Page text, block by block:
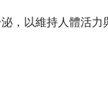
，以維持人體活